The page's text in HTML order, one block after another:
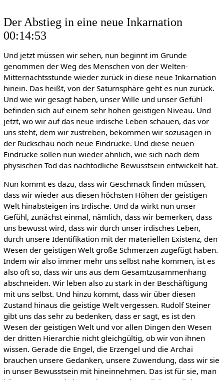
Der Abstieg in eine neue Inkarnation
00:14:53
Und jetzt müssen wir sehen, nun beginnt im Grunde
genommen der Weg des Menschen von der Welten-
Mitternachtsstunde wieder zurück in diese neue Inkarnation
hinein. Das heißt, von der Saturnsphäre geht es nun zurück.
Und wie wir gesagt haben, unser Wille und unser Gefühl
befinden sich auf einem sehr hohen geistigen Niveau. Und
jetzt, wo wir auf das neue irdische Leben schauen, das vor
uns steht, dem wir zustreben, bekommen wir sozusagen in
der Rückschau noch neue Eindrücke. Und diese neuen
Eindrücke sollen nun wieder ähnlich, wie sich nach dem
physischen Tod das nachtodliche Bewusstsein entwickelt hat.
Nun kommt es dazu, dass wir Geschmack finden müssen,
dass wir wieder aus diesen höchsten Höhen der geistigen
Welt hinabsteigen ins Irdische. Und da wirkt nun unser
Gefühl, zunächst einmal, nämlich, dass wir bemerken, dass
uns bewusst wird, dass wir durch unser irdisches Leben,
durch unsere Identifikation mit der materiellen Existenz, den
Wesen der geistigen Welt große Schmerzen zugefügt haben.
Indem wir also immer mehr uns selbst nahe kommen, ist es
also oft so, dass wir uns aus dem Gesamtzusammenhang
abschneiden. Wir leben also zu stark in der Beschäftigung
mit uns selbst. Und hinzu kommt, dass wir über diesen
Zustand hinaus die geistige Welt vergessen. Rudolf Steiner
gibt uns das sehr zu bedenken, dass er sagt, es ist den
Wesen der geistigen Welt und vor allen Dingen den Wesen
der dritten Hierarchie nicht gleichgültig, ob wir von ihnen
wissen. Gerade die Engel, die Erzengel und die Archai
brauchen unsere Gedanken, unsere Zuwendung, dass wir sie
in unser Bewusstsein mit hineinnehmen. Das ist für sie, man